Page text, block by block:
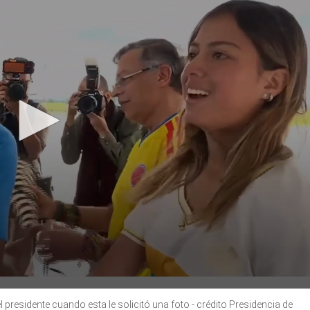
presidente cuando esta le solicitó una foto - crédito Presidencia de